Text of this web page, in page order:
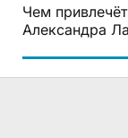
Чем
Александра